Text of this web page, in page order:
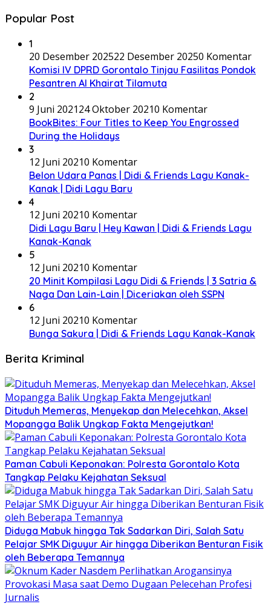
Popular Post
1
20 Desember 202522 Desember 20250 Komentar
Komisi IV DPRD Gorontalo Tinjau Fasilitas Pondok
Pesantren Al Khairat Tilamuta
2
9 Juni 202124 Oktober 20210 Komentar
BookBites: Four Titles to Keep You Engrossed
During the Holidays
3
12 Juni 20210 Komentar
Belon Udara Panas | Didi & Friends Lagu Kanak-
Kanak | Didi Lagu Baru
4
12 Juni 20210 Komentar
Didi Lagu Baru | Hey Kawan | Didi & Friends Lagu
Kanak-Kanak
5
12 Juni 20210 Komentar
20 Minit Kompilasi Lagu Didi & Friends | 3 Satria &
Naga Dan Lain-Lain | Diceriakan oleh SSPN
6
12 Juni 20210 Komentar
Bunga Sakura | Didi & Friends Lagu Kanak-Kanak
Berita Kriminal
Dituduh Memeras, Menyekap dan Melecehkan, Aksel
Mopangga Balik Ungkap Fakta Mengejutkan!
Paman Cabuli Keponakan: Polresta Gorontalo Kota
Tangkap Pelaku Kejahatan Seksual
Diduga Mabuk hingga Tak Sadarkan Diri, Salah Satu
Pelajar SMK Diguyur Air hingga Diberikan Benturan Fisik
oleh Beberapa Temannya